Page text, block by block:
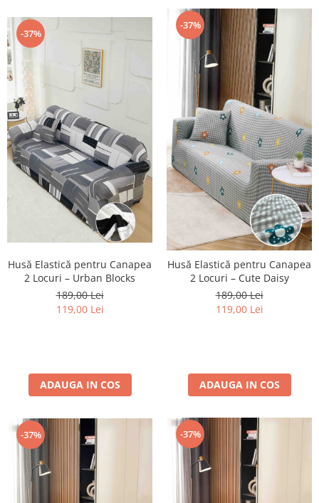
-37%
Husă Elastică pentru Canapea
2 Locuri – Urban Blocks
189,00 Lei
119,00 Lei
ADAUGA IN COS
-37%
Husă Elastică pentru Canapea
2 Locuri – Cute Daisy
189,00 Lei
119,00 Lei
ADAUGA IN COS
-37% -37%